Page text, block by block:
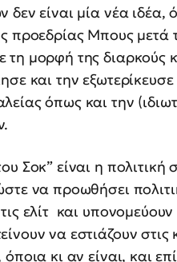
δεν είναι μία νέα
προεδρίας Μπους μετά
τη μορφή της διαρκούς
και την
όπως και την
Σοκ” είναι η πολιτική
να προωθήσει
ελίτ και
να εστιάζουν
κι αν είναι, και